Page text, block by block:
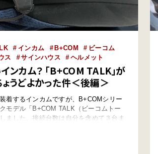
インカム B+COM
ビーコム
ス
サインハウス ヘルメット
ンカム？ 「B+COM TALK」が
ょうどよかった件＜後編＞
着するインカムですが、B+COMシリー
モデル「B+COM TALK（ビーコムトー
ました。接続台数は自分を含めて３台ま
い慣れた）の自分にはちょうどよいって